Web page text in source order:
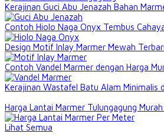
Kerajinan Guci Abu Jenazah Bahan
Contoh Hiolo Naga Onyx Tembus
Design Motif Inlay Marmer Mewah
Contoh Vandel Marmer dengan Harga
Kerajinan Wastafel Batu Alam Minimalis
Harga Lantai Marmer Tulungagung
Lihat Semua